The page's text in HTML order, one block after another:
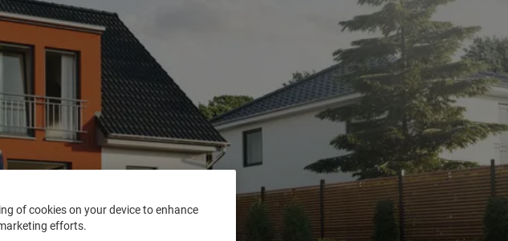
of cookies on your device to enhance
efforts.